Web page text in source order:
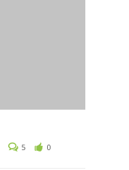
5 0